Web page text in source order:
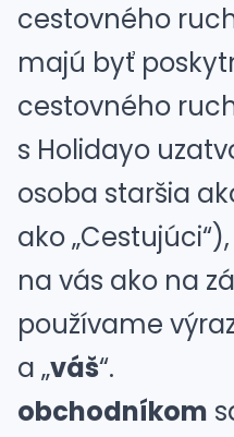
cestovného
majú byť
cestovného
s Holidayo
osoba staršia
ako
na vás ako na
používame
a „váš“.
obchodníkom